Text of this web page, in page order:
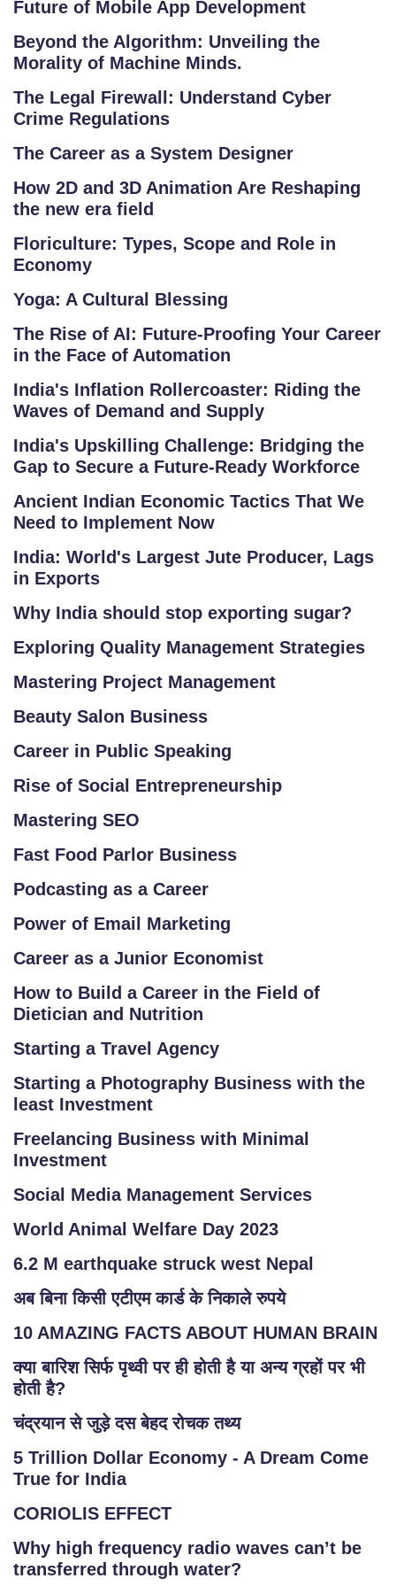
U
S
S
F
L
K
L
O
E
P
R
G
A
M
S
E
S
T
E
RI
S
A
LL
R
Y
B
L
G
F
Q
'S
SI
T
E
M
P
E
G
IS
T
R
/
L
G
IN
Future of Mobile App Development
Beyond the Algorithm: Unveiling the
Morality of Machine Minds.
The Legal Firewall: Understand Cyber
Crime Regulations
The Career as a System Designer
How 2D and 3D Animation Are Reshaping
the new era field
Floriculture: Types, Scope and Role in
Economy
Yoga: A Cultural Blessing
The Rise of AI: Future-Proofing Your Career
in the Face of Automation
India's Inflation Rollercoaster: Riding the
Waves of Demand and Supply
India's Upskilling Challenge: Bridging the
Gap to Secure a Future-Ready Workforce
Ancient Indian Economic Tactics That We
Need to Implement Now
India: World's Largest Jute Producer, Lags
in Exports
Why India should stop exporting sugar?
Exploring Quality Management Strategies
Mastering Project Management
Beauty Salon Business
Career in Public Speaking
Rise of Social Entrepreneurship
Mastering SEO
Fast Food Parlor Business
Podcasting as a Career
Power of Email Marketing
Career as a Junior Economist
How to Build a Career in the Field of
Dietician and Nutrition
Starting a Travel Agency
Starting a Photography Business with the
least Investment
Freelancing Business with Minimal
Investment
Social Media Management Services
World Animal Welfare Day 2023
6.2 M earthquake struck west Nepal
अब बिना किसी एटीएम कार्ड के निकाले रुपये
10 AMAZING FACTS ABOUT HUMAN BRAIN
क्या बारिश सिर्फ पृथ्वी पर ही होती है या अन्य ग्रहों पर भी
होती है?
चंद्रयान से जुड़े दस बेहद रोचक तथ्य
5 Trillion Dollar Economy - A Dream Come
True for India
CORIOLIS EFFECT
Why high frequency radio waves can’t be
transferred through water?